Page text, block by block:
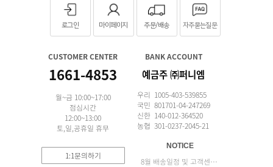
로그인 마이페이지 주문/배송 자주묻는질문
CUSTOMER CENTER
1661-4853
월~금 10:00~17:00
점심시간
12:00~13:00
토,일,공휴일 휴무
1:1문의하기
BANK ACCOUNT
예금주 ㈜퍼니엠
우리 1005-403-539855
국민 801701-04-247269
신한 140-012-364520
농협 301-0237-2045-21
NOTICE
8월 배송일정 및 고객센터 업무 안내